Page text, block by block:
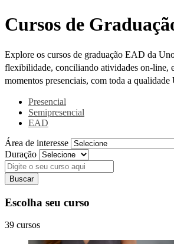
Cursos de
Explore os cursos de graduação EAD da
flexibilidade, conciliando atividades on-line,
momentos presenciais, com toda a qualidade
Presencial
Semipresencial
EAD
Área de interesse
Duração
Buscar
Escolha seu curso
39 cursos